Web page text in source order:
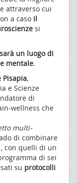
attraverso cui
a caso il
si
un luogo di
mentale.
Pisapia,
e Scienze
di
wellness che
multi-
di combinare
, con quelli di un
di sei
su protocolli